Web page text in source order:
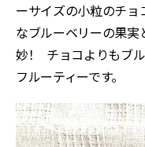
ーサイズの小粒のチョ
なブルーベリーの果実
妙！ チョコよりもブ
フルーティーです。